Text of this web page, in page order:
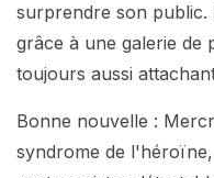
surprendre son
grâce à une galerie de
toujours aussi
Bonne nouvelle :
syndrome de